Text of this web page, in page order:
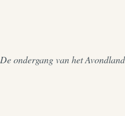
De ondergang van het Avondland